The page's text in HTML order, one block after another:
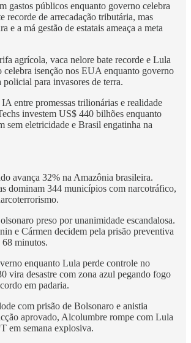
gastos públicos enquanto governo celebra
recorde de arrecadação tributária, mas
e a má gestão de estatais ameaça a meta
agrícola, vaca nelore bate recorde e Lula
isenção nos EUA enquanto governo
policial para invasores de terra.
entre promessas trilionárias e realidade
investem US$ 440 bilhões enquanto
sem eletricidade e Brasil engatinha na
avança 32% na Amazônia brasileira.
dominam 344 municípios com narcotráfico,
preso por unanimidade escandalosa.
e Cármen decidem pela prisão preventiva
minutos.
enquanto Lula perde controle no
vira desastre com zona azul pegando fogo
em padaria.
com prisão de Bolsonaro e anistia
aprovado, Alcolumbre rompe com Lula
em semana explosiva.